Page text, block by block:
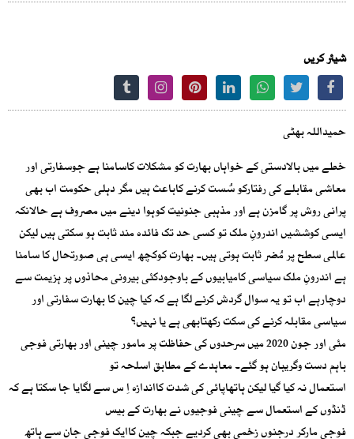
شیئر کریں
حمیداللہ بھٹی
خطے میں بالادستی کے خواہاں بھارت کو مشکلات کاسامنا ہے جوسفارتی اور
معاشی مقابلے کی رفتارکو سُست کرنے کاباعث ہیں مگر دہلی حکومت اب بھی
پرانی روش پر گامزن ہے اور مذہبی جنونیت کوہوا دینے میں مصروف ہے حالانکہ
ایسی کوششیں اندرونِ ملک تو کسی حد تک فائدہ مند ثابت ہو سکتی ہیں لیکن
عالمی سطح پر مُضر ثابت ہوتی ہیں۔ بھارت کوکچھ ایسی ہی صورتحال کا سامنا
ہے اندرونِ ملک سیاسی کامیابیوں کے باوجودکئی بیرونی محاذوں پر ہزیمت سے
دوچارہے اب تو یہ سوال گردش کرنے لگا ہے کہ کیا چین کا بھارت سفارتی اور
سیاسی مقابلہ کرنے کی سکت رکھتابھی ہے یا نہیں؟
مئی اور جون 2020 میں سرحدوں کی حفاظت پر مامور چینی اور بھارتی فوجی
باہم دست وگریبان ہو گئے۔ معاہدے کے مطابق اسلحہ تو
استعمال نہ کیا گیا لیکن ہاتھاپائی کی شدت کااندازہ اِ س سے لگایا جا سکتا ہے کہ
ڈنڈوں کے استعمال سے چینی فوجیوں نے بھارت کے بیس